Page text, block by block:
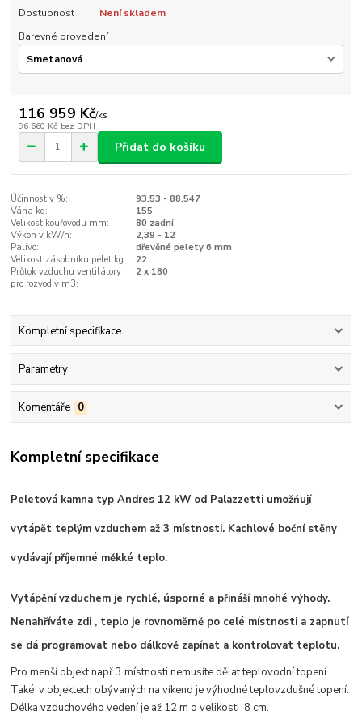
Dostupnost
Není skladem
Barevné provedení
116 959 Kč/ks
96 660 Kč bez DPH
Přidat do košíku
Účinnost v %:
93,53 - 88,547
Váha kg:
155
Velikost kouřovodu mm:
80 zadní
Výkon v kW/h:
2,39 - 12
Palivo:
dřevěné pelety 6 mm
Velikost zásobníku pelet kg:
22
Průtok vzduchu ventilátory
pro rozvod v m3:
2 x 180
Kompletní specifikace
Parametry
Komentáře 0
Kompletní specifikace
Peletová kamna typ Andres 12 kW od Palazzetti umožńují
vytápět teplým vzduchem až 3 místnosti. Kachlové boční stěny
vydávají příjemné měkké teplo.
Vytápění vzduchem je rychlé, úsporné a přináší mnohé výhody.
Nenahříváte zdi , teplo je rovnoměrně po celé místnosti a zapnutí
se dá programovat nebo dálkově zapínat a kontrolovat teplotu.
Pro menší objekt např.3 místnosti nemusíte dělat teplovodní topení.
Také v objektech obývaných na víkend je výhodné teplovzdušné topení.
Délka vzduchového vedení je až 12 m o velikosti 8 cm.